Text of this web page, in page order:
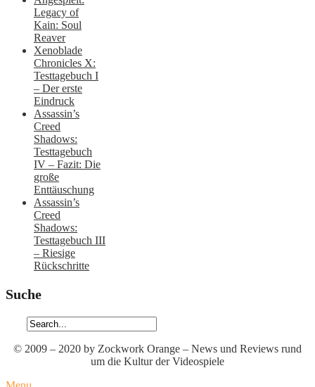
Legacy of
Kain: Soul
Reaver
Xenoblade
Chronicles X:
Testtagebuch I
– Der erste
Eindruck
Assassin’s
Creed
Shadows:
Testtagebuch
IV – Fazit: Die
große
Enttäuschung
Assassin’s
Creed
Shadows:
Testtagebuch III
– Riesige
Rückschritte
Suche
© 2009 – 2020 by Zockwork Orange – News und Reviews rund
um die Kultur der Videospiele